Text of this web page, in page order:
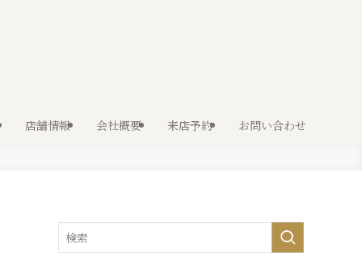
店舗情報 会社概要 来店予約 お問い合わせ